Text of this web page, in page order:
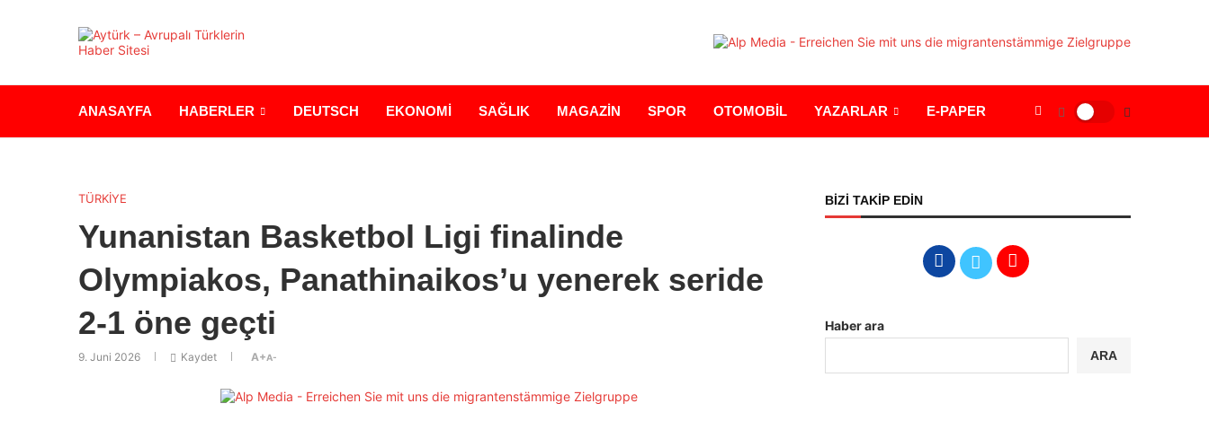
ANASAYFA HABERLER DEUTSCH EKONOMİ SAĞLIK MAGAZİN SPOR OTOMOBİL YAZARLAR E-PAPER
TÜRKİYE
Yunanistan Basketbol Ligi finalinde
Olympiakos, Panathinaikos’u yenerek seride
2-1 öne geçti
9. Juni 2026 Kaydet A+A-
BİZİ TAKİP EDİN
Haber ara
ARA